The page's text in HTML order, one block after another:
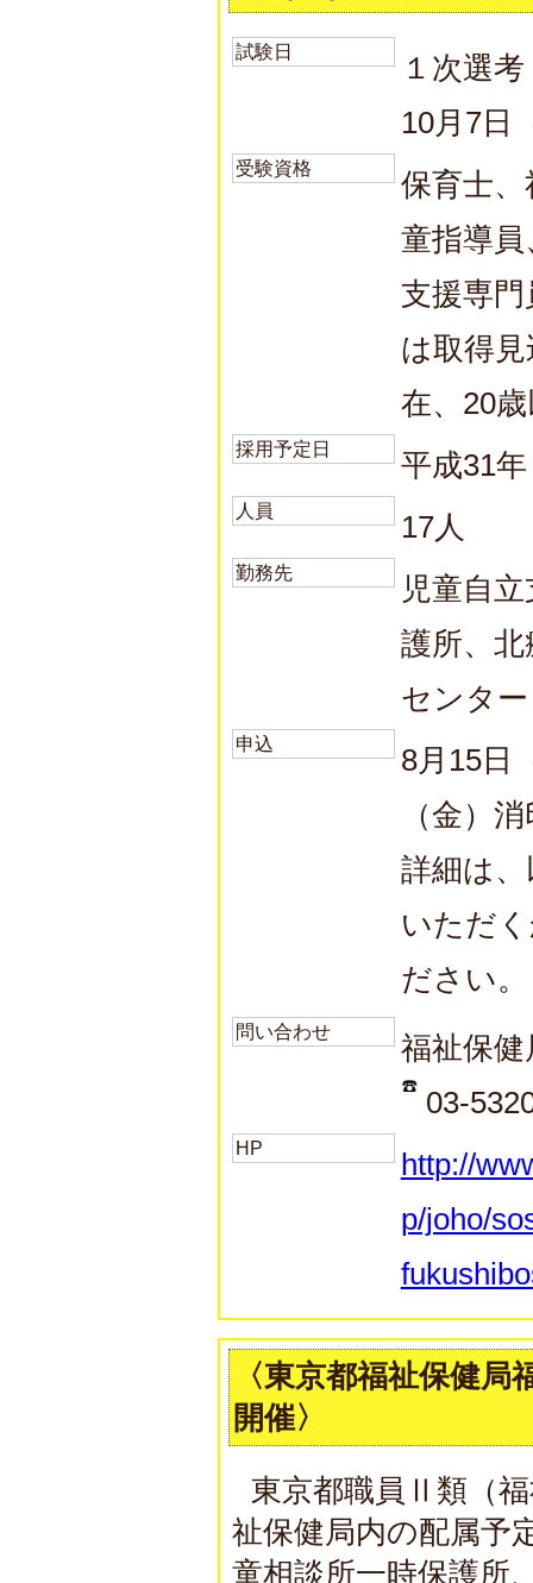
試験日
１次選
10月7日
受験資格
保育士
童指導
支援専
は取得
在、20
採用予定日 平成31
人員 17人
勤務先
児童自
護所、
センター
申込
8月15日
（金）
詳細は
いただ
ださい。
問い合わせ
福祉保
03-
HP
http://
p/joho/
〈東京都福祉保健
開催〉
東京都職員Ⅱ類（
祉保健局内の配属予
童相談所一時保護所